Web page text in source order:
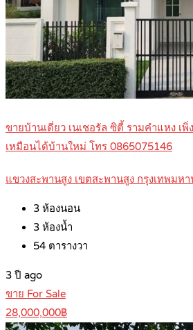
ขายบ้านเดี่ยว เนเชอรัล ซิตี้ รามคำแหง เพิ่
เหมือนได้บ้านใหม่ โทร 0865075146
แขวงสะพานสูง เขตสะพานสูง กรุงเทพมห
3 ห้องนอน
3 ห้องน้ำ
54 ตารางวา
3 ปี ago
ขาย For Sale
28,000,000฿